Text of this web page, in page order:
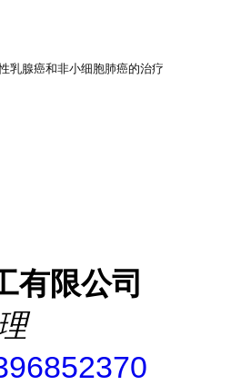
乳腺癌和非小细胞肺癌的治疗
有限公司